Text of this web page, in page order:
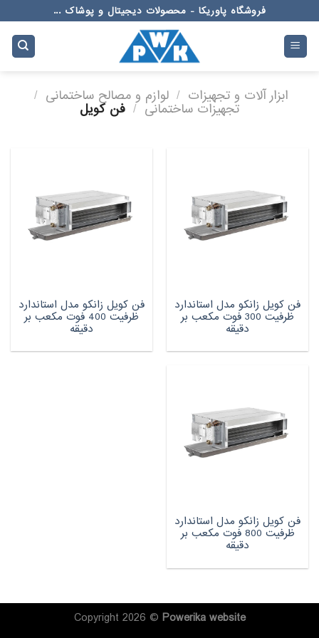
to
content
فروشگاه پاوریکا - محصولات دیجیتال و پوشاک ...
ابزار آلات و تجهیزات / لوازم و مصالح ساختمانی /
تجهیزات ساختمانی / فن کویل
فن کویل زانکو مدل استاندارد
ظرفیت 300 فوت مکعب بر
دقیقه
فن کویل زانکو مدل استاندارد
ظرفیت 400 فوت مکعب بر
دقیقه
فن کویل زانکو مدل استاندارد
ظرفیت 800 فوت مکعب بر
دقیقه
Copyright 2026 © Powerikawebsite